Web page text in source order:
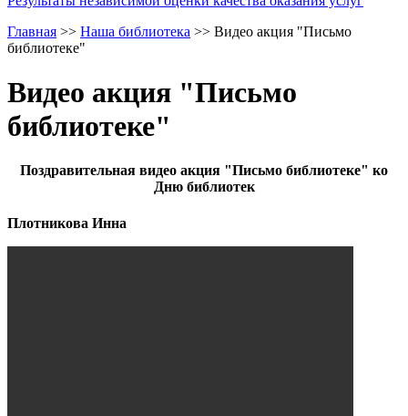
Главная >> Наша библиотека >> Видео акция "Письмо
библиотеке"
Видео акция "Письмо
библиотеке"
Поздравительная видео акция "Письмо библиотеке" ко
Дню библиотек
Плотникова Инна